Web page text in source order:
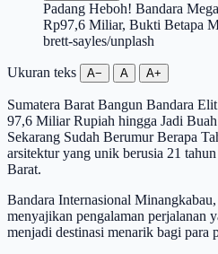
Padang Heboh! Bandara
Rp97,6 Miliar, Bukti Betapa
brett-sayles/unplash
Ukuran teks A− A A+
Sumatera Barat Bangun Bandara
97,6 Miliar Rupiah hingga Jadi
Sekarang Sudah Berumur Berapa
arsitektur yang unik berusia 21
Barat.
Bandara Internasional
menyajikan pengalaman perjalanan
menjadi destinasi menarik bagi para